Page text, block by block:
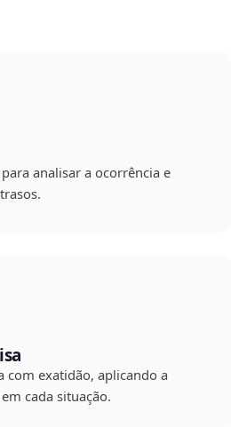
analisar a ocorrência e
com exatidão, aplicando a
cada situação.